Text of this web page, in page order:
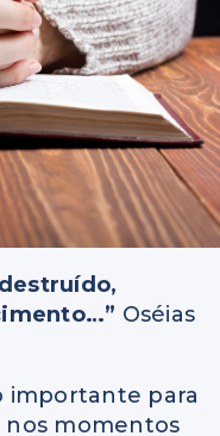
Oséias
importante para
nos momentos